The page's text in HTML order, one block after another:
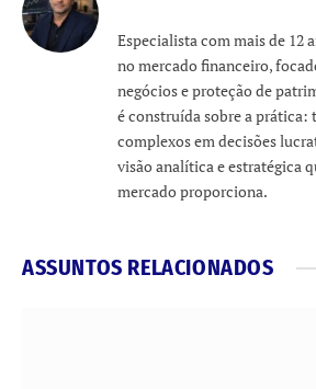
Especialista com mais de 12
no mercado financeiro,
negócios e proteção de
é construída sobre a
complexos em decisões
visão analítica e estratégica
mercado proporciona.
ASSUNTOS RELACIONADOS